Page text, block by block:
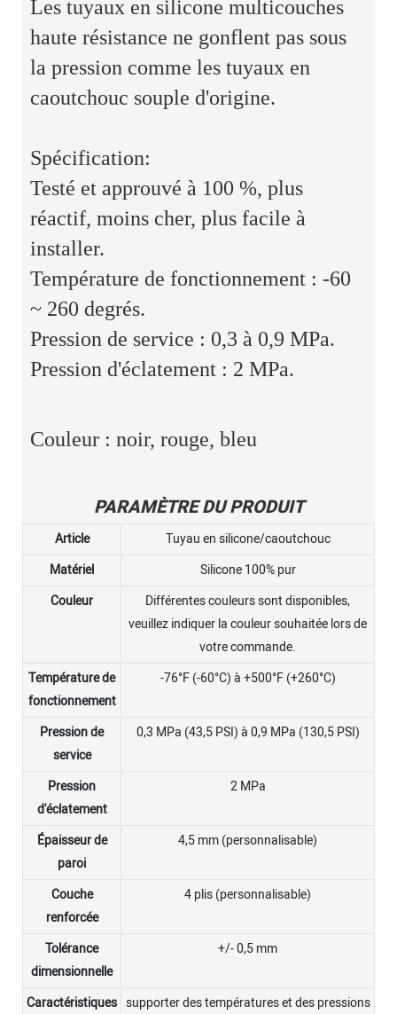
Les tuyaux en silicone multicouches
haute résistance ne gonflent pas sous
la pression comme les tuyaux en
caoutchouc souple d'origine.
Spécification:
Testé et approuvé à 100 %, plus
réactif, moins cher, plus facile à
installer.
Température de fonctionnement : -60
~ 260 degrés.
Pression de service : 0,3 à 0,9 MPa.
Pression d'éclatement : 2 MPa.
Couleur : noir, rouge, bleu
PARAMÈTRE DU PRODUIT
Article
Tuyau en silicone/caoutchouc
Matériel
Silicone 100% pur
Couleur
Différentes couleurs sont disponibles,
veuillez indiquer la couleur souhaitée lors de
votre commande.
Température de
fonctionnement
-76°F (-60°C) à +500°F (+260°C)
Pression de
service
0,3 MPa (43,5 PSI) à 0,9 MPa (130,5 PSI)
Pression
d'éclatement
2 MPa
Épaisseur de
paroi
4,5 mm (personnalisable)
Couche
renforcée
4 plis (personnalisable)
Tolérance
dimensionnelle
+/- 0,5 mm
Caractéristiques supporter des températures et des pressions